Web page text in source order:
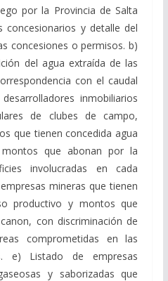
por la Provincia de Salta
concesionarios y detalle del
concesiones o permisos. b)
del agua extraída de las
con el caudal
inmobiliarios
de clubes de campo,
que tienen concedida agua
que abonan por la
involucradas en cada
mineras que tienen
productivo y montos que
con discriminación de
comprometidas en las
e) Listado de empresas
y saborizadas que